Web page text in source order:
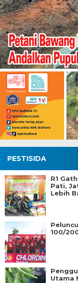
PESTISIDA
R1
Pati,
Lebih
100/
Utama